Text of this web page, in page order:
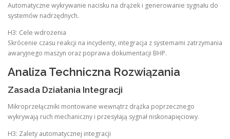
Automatyczne wykrywanie nacisku na drążek i generowanie sygnału do
systemów nadrzędnych.
H3: Cele wdrożenia
Skrócenie czasu reakcji na incydenty, integracja z systemami zatrzymania
awaryjnego maszyn oraz poprawa dokumentacji BHP.
Analiza Techniczna Rozwiązania
Zasada Działania Integracji
Mikroprzełączniki montowane wewnątrz drążka poprzecznego
wykrywają ruch mechaniczny i przesyłają sygnał niskonapięciowy.
H3: Zalety automatycznej integracji